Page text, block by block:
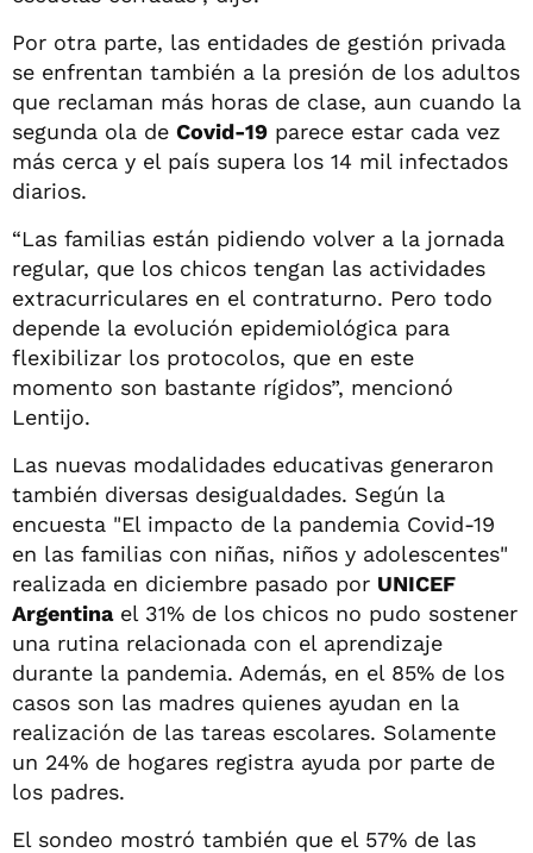
Por otra parte, las entidades de gestión privada
se enfrentan también a la presión de los adultos
que reclaman más horas de clase, aun cuando la
segunda ola de Covid-19 parece estar cada vez
más cerca y el país supera los 14 mil infectados
diarios.
“Las familias están pidiendo volver a la jornada
regular, que los chicos tengan las actividades
extracurriculares en el contraturno. Pero todo
depende la evolución epidemiológica para
flexibilizar los protocolos, que en este
momento son bastante rígidos”, mencionó
Lentijo.
Las nuevas modalidades educativas generaron
también diversas desigualdades. Según la
encuesta "El impacto de la pandemia Covid-19
en las familias con niñas, niños y adolescentes"
realizada en diciembre pasado por UNICEF
Argentinael 31% de los chicos no pudo sostener
una rutina relacionada con el aprendizaje
durante la pandemia. Además, en el 85% de los
casos son las madres quienes ayudan en la
realización de las tareas escolares. Solamente
un 24% de hogares registra ayuda por parte de
los padres.
El sondeo mostró también que el 57% de las